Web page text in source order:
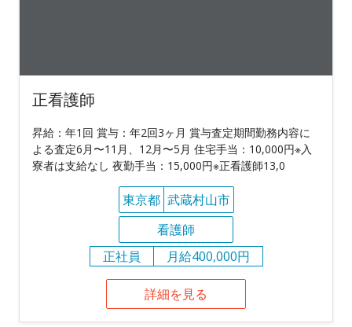
正看護師
昇給：年1回 賞与：年2回3ヶ月 賞与査定期間勤務内容に
よる査定6月〜11月、12月〜5月 住宅手当：10,000円※入
寮者は支給なし 夜勤手当：15,000円※正看護師13,0
東京都 武蔵村山市
看護師
正社員
月給400,000円
詳細を見る